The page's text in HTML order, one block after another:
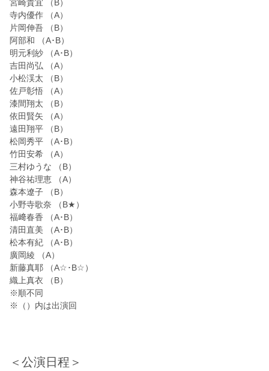
宮崎貴宜 （B）
寺内優作 （A）
片岡伸吾 （B）
阿部和 （A･B）
明元利紗 （A･B）
吉田尚弘 （A）
小松渓太 （B）
佐戸彰悟 （A）
漆間翔太 （B）
依田賢矢 （A）
遠田翔平 （B）
松岡秀平 （A･B）
竹田安希 （A）
三村ゆうな （B）
神谷祐理恵 （A）
森本遼子 （B）
小野寺歌奈 （B★）
福﨑春香 （A･B）
清田直美 （A･B）
松本有紀 （A･B）
廣岡綾 （A）
新藤真耶 （A☆･B☆）
織上真衣 （B）
※順不同
※（）内は出演回
＜公演日程＞